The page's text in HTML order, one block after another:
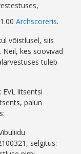
Archscoreris.
võistlusel, siis
Neil, kes soovivad
tuleb
litsentsi
palun
selgitus: